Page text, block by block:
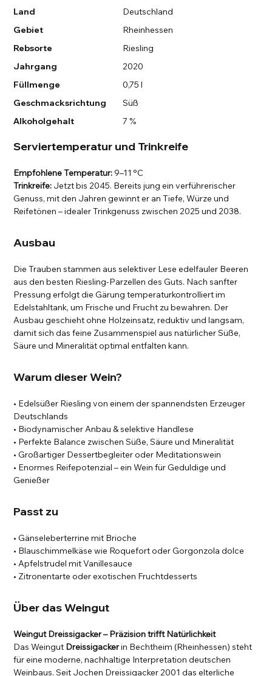
Land
Deutschland
Gebiet
Rheinhessen
Rebsorte
Riesling
Jahrgang
2020
Füllmenge
0,75 l
Geschmacksrichtung
Süß
Alkoholgehalt
7 %
Serviertemperatur und Trinkreife
Empfohlene Temperatur:9–11 °C
Trinkreife: Jetzt bis 2045. Bereits jung ein verführerischer
Genuss, mit den Jahren gewinnt er an Tiefe, Würze und
Reifetönen – idealer Trinkgenuss zwischen 2025 und 2038.
Ausbau
Die Trauben stammen aus selektiver Lese edelfauler Beeren
aus den besten Riesling-Parzellen des Guts. Nach sanfter
Pressung erfolgt die Gärung temperaturkontrolliert im
Edelstahltank, um Frische und Frucht zu bewahren. Der
Ausbau geschieht ohne Holzeinsatz, reduktiv und langsam,
damit sich das feine Zusammenspiel aus natürlicher Süße,
Säure und Mineralität optimal entfalten kann.
Warum dieser Wein?
• Edelsüßer Riesling von einem der spannendsten Erzeuger
Deutschlands
• Biodynamischer Anbau & selektive Handlese
• Perfekte Balance zwischen Süße, Säure und Mineralität
• Großartiger Dessertbegleiter oder Meditationswein
• Enormes Reifepotenzial – ein Wein für Geduldige und
Genießer
Passt zu
• Gänseleberterrine mit Brioche
• Blauschimmelkäse wie Roquefort oder Gorgonzola dolce
• Apfelstrudel mit Vanillesauce
• Zitronentarte oder exotischen Fruchtdesserts
Über das Weingut
Weingut Dreissigacker – Präzision trifft Natürlichkeit
Das Weingut Dreissigackerin Bechtheim (Rheinhessen) steht
für eine moderne, nachhaltige Interpretation deutschen
Weinbaus. Seit Jochen Dreissigacker 2001 das elterliche